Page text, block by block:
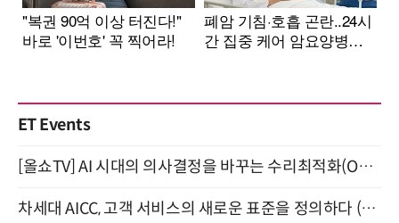
ET Events
[올쇼TV] AI 시대의 의사결정을 바꾸는 수리최적화(Optimization) 소개 (8/20 생방송)
차세대 AICC, 고객 서비스의 새로운 표준을 정의하다 (9/9)